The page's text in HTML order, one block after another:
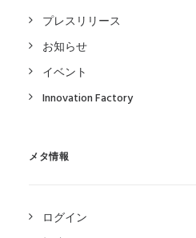
プレスリリース
お知らせ
イベント
Innovation Factory
メタ情報
ログイン